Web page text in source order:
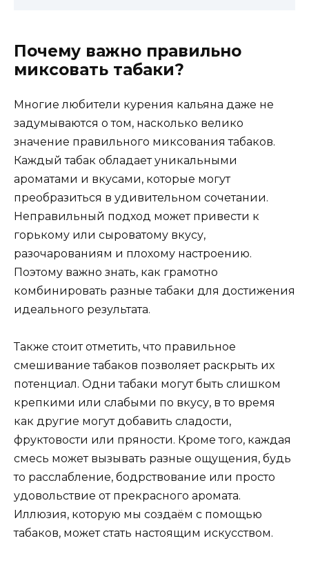
Почему важно правильно
миксовать табаки?
Многие любители курения кальяна даже не
задумываются о том, насколько велико
значение правильного миксования табаков.
Каждый табак обладает уникальными
ароматами и вкусами, которые могут
преобразиться в удивительном сочетании.
Неправильный подход может привести к
горькому или сыроватому вкусу,
разочарованиям и плохому настроению.
Поэтому важно знать, как грамотно
комбинировать разные табаки для достижения
идеального результата.
Также стоит отметить, что правильное
смешивание табаков позволяет раскрыть их
потенциал. Одни табаки могут быть слишком
крепкими или слабыми по вкусу, в то время
как другие могут добавить сладости,
фруктовости или пряности. Кроме того, каждая
смесь может вызывать разные ощущения, будь
то расслабление, бодрствование или просто
удовольствие от прекрасного аромата.
Иллюзия, которую мы создаём с помощью
табаков, может стать настоящим искусством.